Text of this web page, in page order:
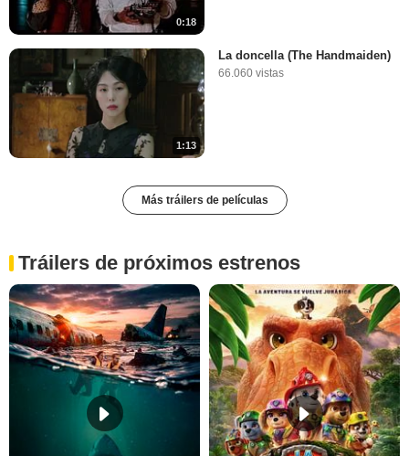
0:18
1:13
La doncella (The Handmaiden)
66.060 vistas
Más tráilers de películas
Tráilers de próximos estrenos